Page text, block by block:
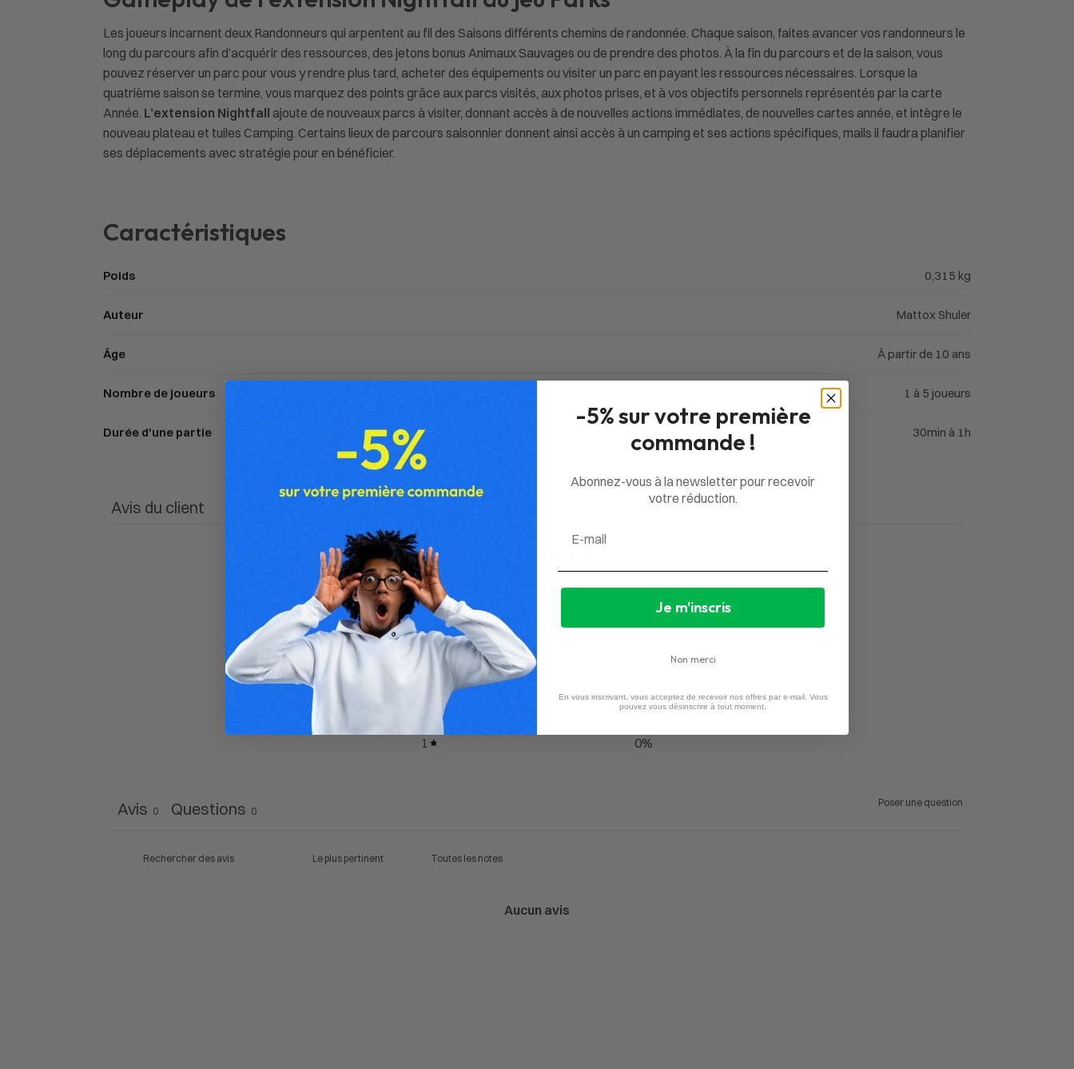
Les joueurs incarnent deux Randonneurs qui arpentent au fil des Saisons différents chemins de randonnée. Chaque saison, faites avancer vos randonneurs le
long du parcours afin d’acquérir des ressources, des jetons bonus Animaux Sauvages ou de prendre des photos. À la fin du parcours et de la saison, vous
pouvez réserver un parc pour vous y rendre plus tard, acheter des équipements ou visiter un parc en payant les ressources nécessaires. Lorsque la
quatrième saison se termine, vous marquez des points grâce aux parcs visités, aux photos prises, et à vos objectifs personnels représentés par la carte
Année. L’extension Nightfall ajoute de nouveaux parcs à visiter, donnant accès à de nouvelles actions immédiates, de nouvelles cartes année, et intègre le
nouveau plateau et tuiles Camping. Certains lieux de parcours saisonnier donnent ainsi accès à un camping et ses actions spécifiques, mails il faudra planifier
ses déplacements avec stratégie pour en bénéficier.
Caractéristiques
Poids 0,315 kg
Auteur Mattox Shuler
Âge À partir de 10 ans
Nombre de joueurs 1 à 5 joueurs
Durée d'une partie 30min à 1h
Avis du client
0%
4
0%
1
0%
Poser une question
Avis 0 Questions 0
Aucun avis
-5% sur votre première
commande !
Abonnez-vous à la newsletter pour recevoir
votre réduction.
Je m'inscris
Non merci
En vous inscrivant, vous acceptez de recevoir nos offres par e-mail. Vous
pouvez vous désinscrire à tout moment.